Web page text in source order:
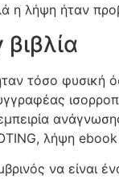
η λήψη ήταν
τόσο φυσική
λήψη
να είναι